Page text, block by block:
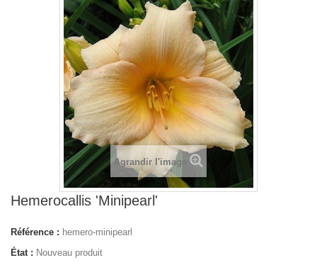
Agrandir l'image
Hemerocallis 'Minipearl'
Référence : hemero-minipearl
État : Nouveau produit